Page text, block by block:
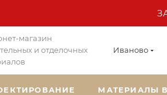
магазин
и отделочных
Иваново
МАТЕРИАЛЫ